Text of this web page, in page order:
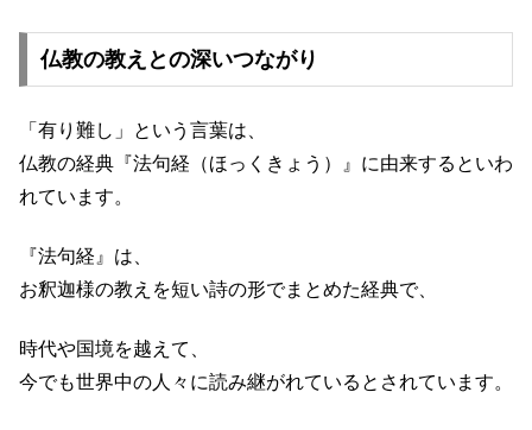
仏教の教えとの深いつながり
「有り難し」という言葉は、
仏教の経典『法句経（ほっくきょう）』に由来するといわ
れています。
『法句経』は、
お釈迦様の教えを短い詩の形でまとめた経典で、
時代や国境を越えて、
今でも世界中の人々に読み継がれているとされています。